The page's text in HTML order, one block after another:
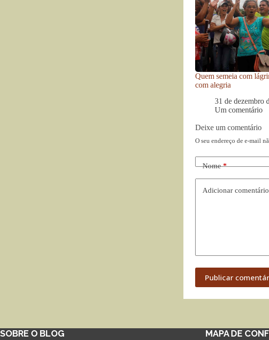
Quem semeia com
com alegria
31 de dezembro
Um comentário
Deixe um comentário
O seu endereço de e-mail
Nome*
Adicionar comentário
Publicar
SOBRE O BLOG
MAPA DE